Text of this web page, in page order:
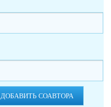
ДОБАВИТЬ СОАВТОРА